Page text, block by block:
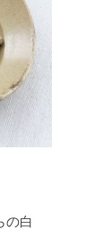
の白